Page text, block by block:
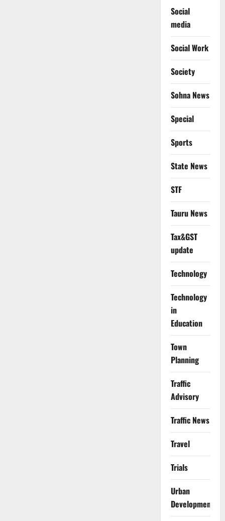
Social
media
Social Work
Society
Sohna News
Special
Sports
State News
STF
Tauru News
Tax&GST
update
Technology
Technology
in
Education
Town
Planning
Traffic
Advisory
Traffic News
Travel
Trials
Urban
Development